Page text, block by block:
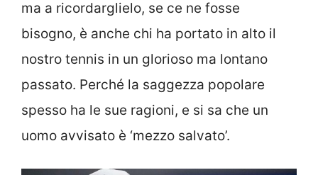
ma a ricordarglielo, se ce ne fosse
bisogno, è anche chi ha portato in alto il
nostro tennis in un glorioso ma lontano
passato. Perché la saggezza popolare
spesso ha le sue ragioni, e si sa che un
uomo avvisato è ‘mezzo salvato’.